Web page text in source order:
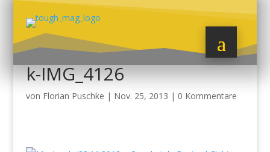
k-IMG_4126
von Florian Puschke | Nov. 25, 2013 | 0 Kommentare